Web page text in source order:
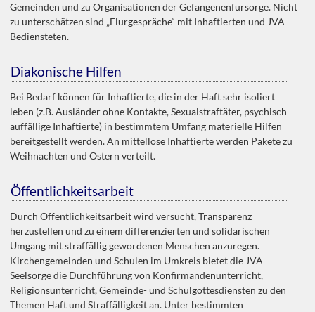
Gemeinden und zu Organisationen der Gefangenenfürsorge. Nicht
zu unterschätzen sind „Flurgespräche“ mit Inhaftierten und JVA-
Bediensteten.
Diakonische Hilfen
Bei Bedarf können für Inhaftierte, die in der Haft sehr isoliert
leben (z.B. Ausländer ohne Kontakte, Sexualstraftäter, psychisch
auffällige Inhaftierte) in bestimmtem Umfang materielle Hilfen
bereitgestellt werden. An mittellose Inhaftierte werden Pakete zu
Weihnachten und Ostern verteilt.
Öffentlichkeitsarbeit
Durch Öffentlichkeitsarbeit wird versucht, Transparenz
herzustellen und zu einem differenzierten und solidarischen
Umgang mit straffällig gewordenen Menschen anzuregen.
Kirchengemeinden und Schulen im Umkreis bietet die JVA-
Seelsorge die Durchführung von Konfirmandenunterricht,
Religionsunterricht, Gemeinde- und Schulgottesdiensten zu den
Themen Haft und Straffälligkeit an. Unter bestimmten